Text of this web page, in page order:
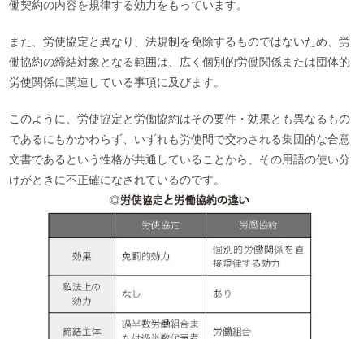
働契約の内容を規律する効力をもっています。
また、労使協定と異なり、法規制を免除するものではないため、労
働協約の締結対象となる範囲は、広く個別的労働関係または団体的
労使関係に関連している事項に及びます。
このように、労使協定と労働協約はその要件・効果とも異なるもの
であるにもかかわらず、いずれも労使間で交わされる集団的な合意
文書であるという性格が共通していることから、その用語の使い分
けがときに不正確になされているのです。